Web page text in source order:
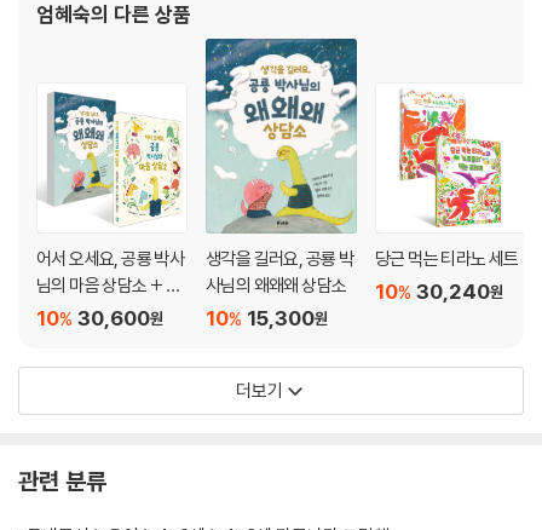
웨터』 등의 그림책과 미야자와
엄혜숙의 다른 상품
어서 오세요, 공룡 박사
님의 마음 상담소 + 생
각을 길러요, 공룡 박사
트
30,600원
10%
생각을 길러요, 공룡 박
사님의 왜왜왜 상담소
15,300원
10%
당근 먹는 티라노 세트
30,240원
10%
더보기
관련 분류